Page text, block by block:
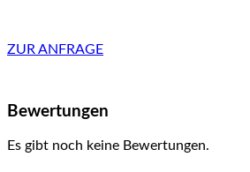
ZUR ANFRAGE
Bewertungen
Es gibt noch keine Bewertungen.